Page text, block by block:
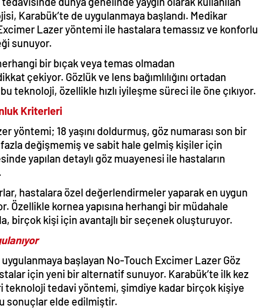
Karabük’te de uygulanmaya başlandı. Medikar
Lazer yöntemi ile hastalara temassız ve konforlu
sunuyor.
bir bıçak veya temas olmadan
çekiyor. Gözlük ve lens bağımlılığını ortadan
teknoloji, özellikle hızlı iyileşme süreci ile öne çıkıyor.
Kriterleri
yöntemi; 18 yaşını doldurmuş, göz numarası son bir
fazla değişmemiş ve sabit hale gelmiş kişiler için
yapılan detaylı göz muayenesi ile hastaların
hastalara özel değerlendirmeler yaparak en uygun
Özellikle kornea yapısına herhangi bir müdahale
birçok kişi için avantajlı bir seçenek oluşturuyor.
başlayan No-Touch Excimer Lazer Göz
için yeni bir alternatif sunuyor. Karabük’te ilk kez
tedavi yöntemi, şimdiye kadar birçok kişiye
sonuçlar elde edilmiştir.